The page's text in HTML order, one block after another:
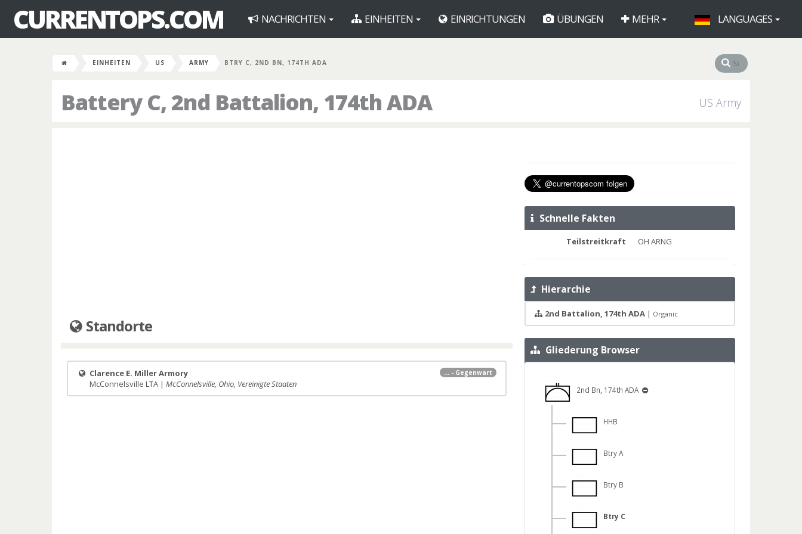
CURRENTOPS.COM NACHRICHTEN EINHEITEN EINRICHTUNGEN ÜBUNGEN MEHR LANGUAGES
EINHEITEN US ARMY BTRY C, 2ND BN, 174TH ADA
Battery C, 2nd Battalion, 174th ADA US Army
Standorte
... - Gegenwart
Clarence E. Miller Armory
McConnelsville LTA | McConnelsville, Ohio, Vereinigte Staaten
Schnelle Fakten
Teilstreitkraft OH ARNG
Hierarchie
2nd Battalion, 174th ADA| Organic
Gliederung Browser
2nd Bn, 174th ADA
HHB
Btry A
Btry B
Btry C